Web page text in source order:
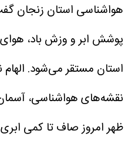
هواشناسی استان زنجان
پوشش ابر و وزش باد،
استان مستقر می‌شود.
نقشه‌های هواشناسی،
ظهر امروز صاف تا کمی